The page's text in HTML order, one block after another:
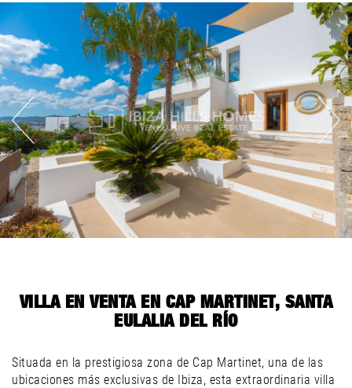
VILLA EN VENTA EN CAP MARTINET, SANTA
EULALIA DEL RÍO
Situada en la prestigiosa zona de Cap Martinet, una de las
ubicaciones más exclusivas de Ibiza, esta extraordinaria villa